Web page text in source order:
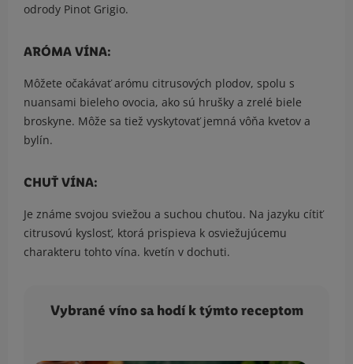
odrody Pinot Grigio.
ARÓMA VÍNA:
Môžete očakávať arómu citrusových plodov, spolu s
nuansami bieleho ovocia, ako sú hrušky a zrelé biele
broskyne. Môže sa tiež vyskytovať jemná vôňa kvetov a
bylín.
CHUŤ VÍNA:
Je známe svojou sviežou a suchou chuťou. Na jazyku cítiť
citrusovú kyslosť, ktorá prispieva k osviežujúcemu
charakteru tohto vína. kvetín v dochuti.
Vybrané víno sa hodí k týmto receptom